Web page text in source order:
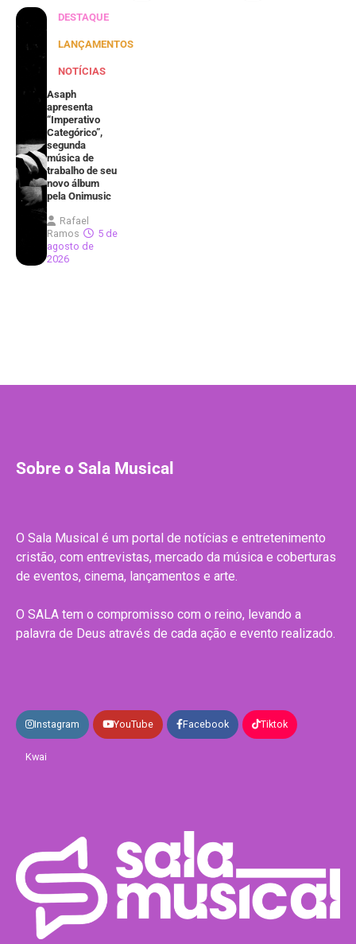
DESTAQUE
LANÇAMENTOS
NOTÍCIAS
Asaph
apresenta
“Imperativo
Categórico”,
segunda
música de
trabalho de seu
novo álbum
pela Onimusic
Rafael
Ramos
5 de
agosto de
2026
Sobre o Sala Musical
O Sala Musical é um portal de notícias e entretenimento
cristão, com entrevistas, mercado da música e coberturas
de eventos, cinema, lançamentos e arte.
O SALA tem o compromisso com o reino, levando a
palavra de Deus através de cada ação e evento realizado.
Instagram YouTube Facebook Tiktok
Kwai